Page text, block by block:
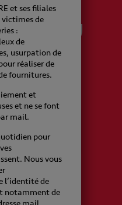
la part du Groupe
et ses filiales
de
:
de
usurpation de
réaliser de
fournitures.
et
et ne se font
mail.
pour
Nous vous
l’identité de
notamment de